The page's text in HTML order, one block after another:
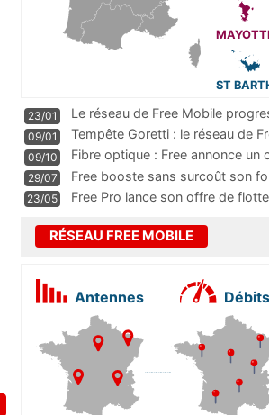
ST
23/01
Le réseau de Free Mobile
m
09/01
Tempête Goretti : le réseau de
09/10
Fibre optique : Free annonce un
pass
29/07
Free booste sans surcoût son
23/05 Free Pro lance son offre de
RÉSEAU FREE MOBILE
Antennes Débits